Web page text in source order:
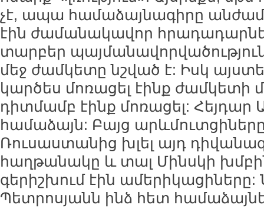
չէ, ապա համաձայնագիրը
էին ժամանակավոր
տարբեր
մեջ ժամկետը նշված է: Իսկ
կարծես մոռացել էինք ժամկետի
դիտմամբ էինք մոռացել: Հեյդար
համաձայն: Բայց
Ռուսաստանից խլել այդ
հաղթանակը և տալ Մինսկի
գերիշխում էին
Պետրոսյանն ինձ հետ